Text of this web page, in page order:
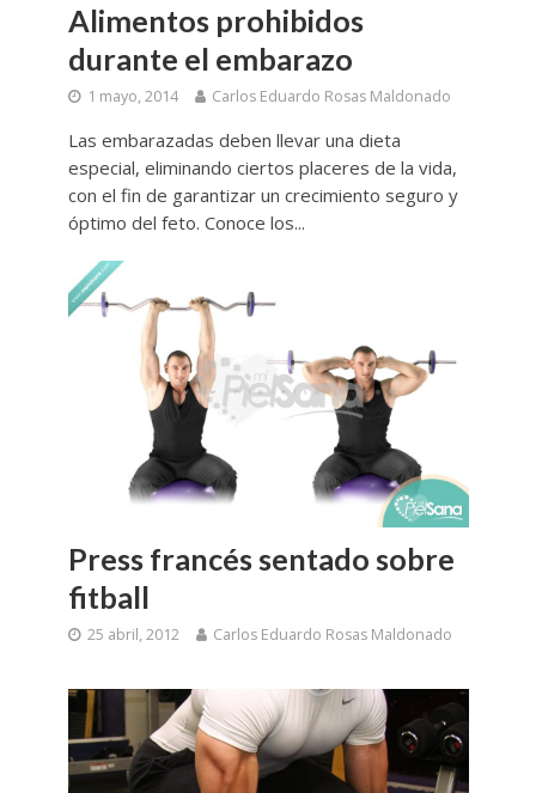
Alimentos prohibidos
durante el embarazo
1 mayo, 2014 Carlos Eduardo Rosas Maldonado
Las embarazadas deben llevar una dieta
especial, eliminando ciertos placeres de la vida,
con el fin de garantizar un crecimiento seguro y
óptimo del feto. Conoce los...
Press francés sentado sobre
fitball
25 abril, 2012 Carlos Eduardo Rosas Maldonado